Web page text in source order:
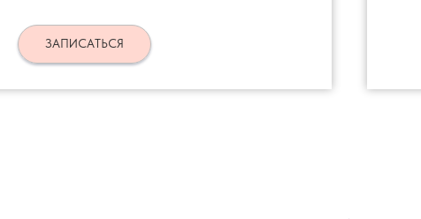
ЗАПИСАТЬСЯ